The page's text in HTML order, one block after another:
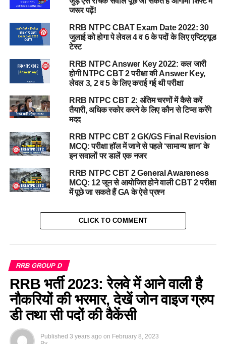
जरूर पढ़ें!
RRB NTPC CBAT Exam Date 2022: 30
जुलाई को होगा पे लेवल 4 व 6 के पदों के लिए एप्टिट्यूड
टेस्ट
RRB NTPC Answer Key 2022: कल जारी
होगी NTPC CBT 2 परीक्षा की Answer Key,
लेवल 3, 2 व 5 के लिए कराई गई थी परीक्षा
RRB NTPC CBT 2: अंतिम चरणों में कैसे करें
तैयारी, अधिक स्कोर करने के लिए कौन से टिप्स करेंगे
मदद
RRB NTPC CBT 2 GK/GS Final Revision
MCQ: परीक्षा हॉल में जाने से पहले ‘सामान्य ज्ञान’ के
इन सवालों पर डालें एक नजर
RRB NTPC CBT 2 General Awareness
MCQ: 12 जून से आयोजित होने वाली CBT 2 परीक्षा
में पूछे जा सकते हैं GA के ऐसे प्रश्न
CLICK TO COMMENT
RRB GROUP D
RRB भर्ती 2023: रेलवे में आने वाली है
नौकरियों की भरमार, देखें जोन वाइज ग्रुप
डी तथा सी पदों की वैकेंसी
Published 3 years ago on February 8, 2023